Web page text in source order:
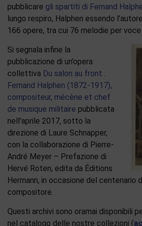
pubblicare gli spartiti di Fernand
lungo respiro, Halphen essendo
166 opere, tra cui 76 melodie per
Si segnala infine la
pubblicazione di un’opera
collettiva Du salon au front :
Fernand Halphen (1872-1917),
compositeur, mécène et chef
de musique militaire pubblicata
nell’aprile 2017, sotto la
direzione di Laure Schnapper,
con la collaborazione di Pierre-
André Meyer – Prefazione di
Hervé Roten, edita da Éditions
Hermann, in occasione del centenario
compositore.
Questi archivi sono oramai disponibili
nel catalogo delle nostre collezioni (